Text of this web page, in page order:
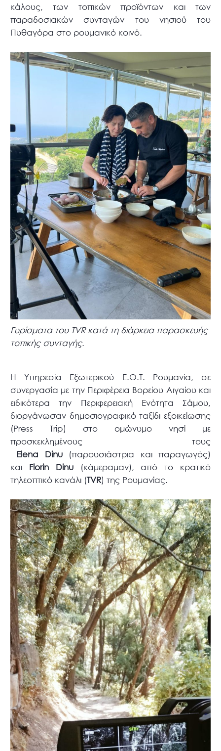
κάλους, των τοπικών προϊόντων και των
παραδοσιακών συνταγών του νησιού του
Πυθαγόρα στο ρουμανικό κοινό.
Γυρίσματα του TVR κατά τη διάρκεια παρασκευής
τοπικής συνταγής.
Η Υπηρεσία Εξωτερικού Ε.Ο.Τ. Ρουμανία, σε
συνεργασία με την Περιφέρεια Βορείου Αιγαίου και
ειδικότερα την Περιφερειακή Ενότητα Σάμου,
διοργάνωσαν δημοσιογραφικό ταξίδι εξοικείωσης
(Press Trip) στο ομώνυμο νησί με
προσκεκλημένους τους
Elena Dinu(παρουσιάστρια και παραγωγός)
και Florin Dinu(κάμεραμαν), από το κρατικό
τηλεοπτικό κανάλι (TVR) της Ρουμανίας.